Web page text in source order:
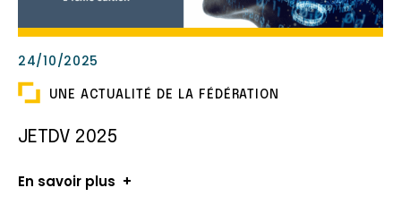
JETDV 2025
24/10/2025
UNE ACTUALITÉ DE LA FÉDÉRATION
En savoir plus